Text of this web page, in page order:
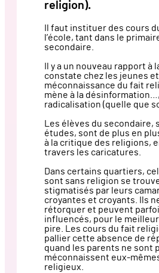
religion).
Il faut instituer des cours
l’école, tant dans le
secondaire.
Il y a un nouveau rapport à
constate chez les jeunes
méconnaissance du fait
mène à la désinformation…,
radicalisation (quelle que
Les élèves du secondaire,
études, sont de plus en
à la critique des religions,
travers les caricatures.
Dans certains quartiers,
sont sans religion se
stigmatisés par leurs
croyantes et croyants. Ils
rétorquer et peuvent
influencés, pour le
pire. Les cours du fait
pallier cette absence de
quand les parents ne sont
méconnaissent eux-
religieux.